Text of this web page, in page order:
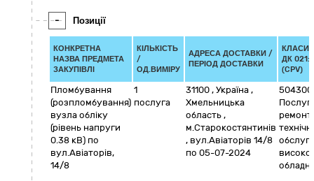
- Позиції
КОНКРЕТНА
НАЗВА ПРЕДМЕТА
ЗАКУПІВЛІ
КІЛЬКІСТЬ
/
ОД.ВИМІРУ
АДРЕСА ДОСТАВКИ /
ПЕРІОД ДОСТАВКИ
ДК
(CPV)
Пломбування
(розпломбування)
вузла обліку
(рівень напруги
0.38 кВ) по
вул.Авіаторів,
14/8
1
послуга
31100 , Україна ,
Хмельницька
область ,
м.Старокостянтинів
, вул.Авіаторів 14/8
по 05-07-2024